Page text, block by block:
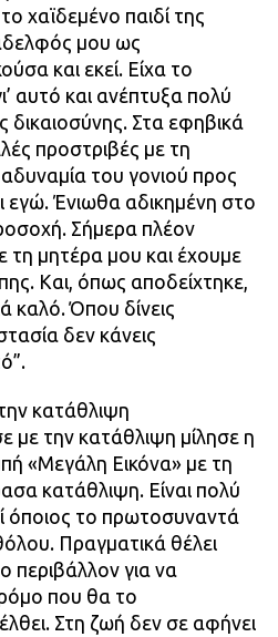
χαϊδεμένο παιδί της
μου ως
και εκεί. Είχα το
αυτό και ανέπτυξα πολύ
δικαιοσύνης. Στα εφηβικά
προστριβές με τη
του γονιού προς
εγώ. Ένιωθα αδικημένη στο
Σήμερα πλέον
τη μητέρα μου και έχουμε
Και, όπως αποδείχτηκε,
καλό. Όπου δίνεις
δεν κάνεις
κατάθλιψη
με την κατάθλιψη μίλησε η
«Μεγάλη Εικόνα» με τη
κατάθλιψη. Είναι πολύ
όποιος το πρωτοσυναντά
Πραγματικά θέλει
περιβάλλον για να
που θα το
Στη ζωή δεν σε αφήνει